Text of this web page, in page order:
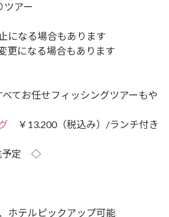
ツアー
になる場合もあります
更になる場合もあります
てお任せフィッシングツアーもや
￥13.200（税込み）/ランチ付き
予定 ◇
ホテルピックアップ可能